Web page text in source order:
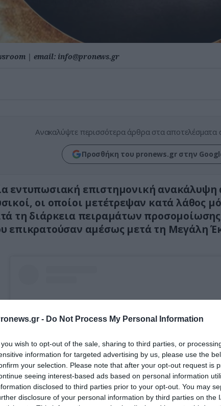
- Do Not Process My Personal Information
you wish to opt-out of the sale, sharing to third parties, or
information for targeted advertising by us, please use the
your selection. Please note that after your opt-out request is
seeing interest-based ads based on personal information
disclosed to third parties prior to your opt-out. You may
disclosure of your personal information by third parties on the
| email: info@pronews.gr
Ανακαλύψτε περισσότερα άρθρα στα αποτελέσματα
Προσθήκη του pronews.gr στην
εντυπωσιακή επιστημονική ανακάλυψη
οι οποίοι μετέτρεψαν κατά λάθος
τη διάρκεια πειραμάτων
επικρατούσαν αμέσως μετά τη Μεγάλη